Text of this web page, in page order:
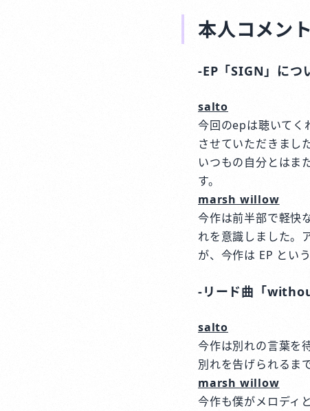
本人コメント
-EP「SIGN」につ
salto
今回のepは聴いてく
させていただきまし
いつもの自分とはま
す。
marsh willow
今作は前半部で軽快
れを意識しました。
が、今作は EP とい
-リード曲「
salto
今作は別れの言葉を
別れを告げられるま
marsh willow
今作も僕がメロディ